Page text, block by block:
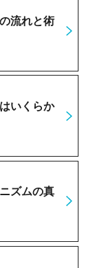
流れと術
いくらか
ズムの真